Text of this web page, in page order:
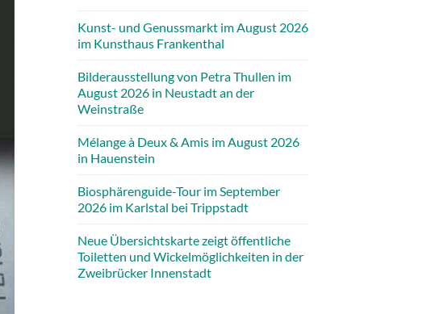
Kunst- und Genussmarkt im August 2026
im Kunsthaus Frankenthal
Bilderausstellung von Petra Thullen im
August 2026 in Neustadt an der
Weinstraße
Mélange à Deux & Amis im August 2026
in Hauenstein
Biosphärenguide-Tour im September
2026 im Karlstal bei Trippstadt
Neue Übersichtskarte zeigt öffentliche
Toiletten und Wickelmöglichkeiten in der
Zweibrücker Innenstadt